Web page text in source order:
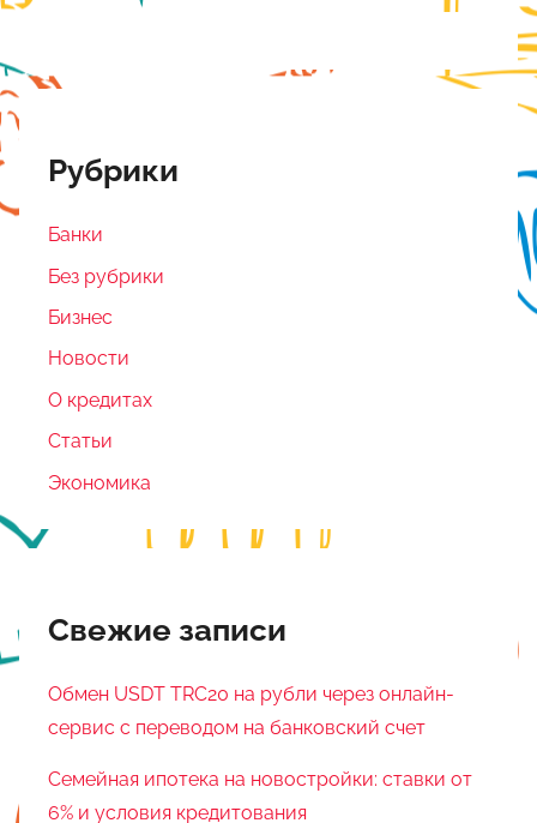
Рубрики
Банки
Без рубрики
Бизнес
Новости
О кредитах
Статьи
Экономика
Свежие записи
Обмен USDT TRC20 на рубли через онлайн-
сервис с переводом на банковский счет
Семейная ипотека на новостройки: ставки от
6% и условия кредитования